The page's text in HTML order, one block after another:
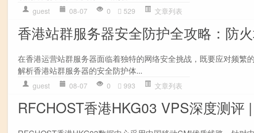
guest 08-07 0 529 文章列表
香港站群服务器安全防护全攻略：防
在香港运营站群服务器面临着独特的网络安全挑战，既要应对频繁
解析香港站群服务器的安全防护体...
guest 08-07 0 993 文章列表
RFCHOST香港HKG03 VPS深度测评